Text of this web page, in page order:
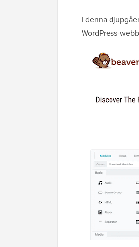
I denna
WordPress-